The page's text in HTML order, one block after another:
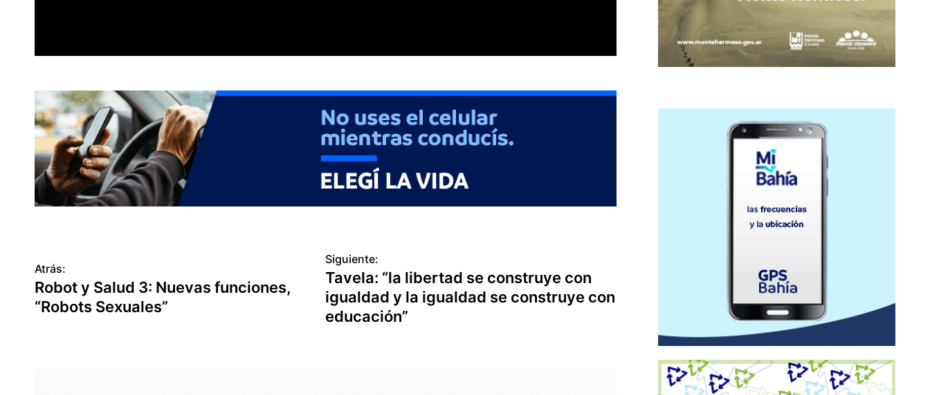
N
a
v
Atrás:
Robot y Salud 3: Nuevas funciones,
“Robots Sexuales”
Siguiente:
Tavela: “la libertad se construye con
igualdad y la igualdad se construye con
educación”